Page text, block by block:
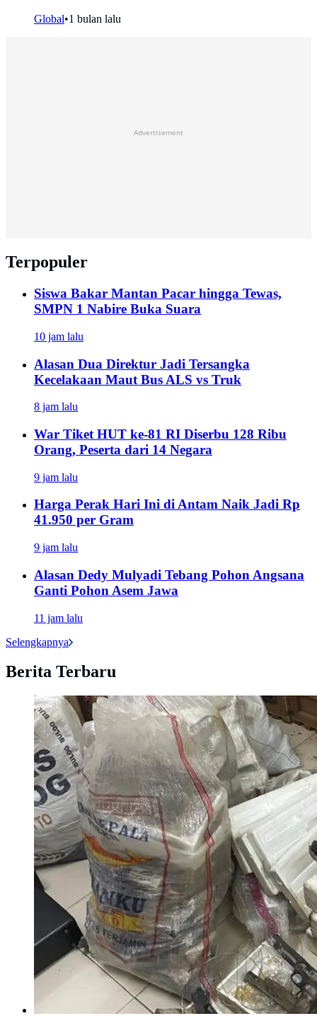
Global•1 bulan lalu
Advertisement
Terpopuler
Siswa Bakar Mantan Pacar hingga Tewas,
SMPN 1 Nabire Buka Suara
10 jam lalu
Alasan Dua Direktur Jadi Tersangka
Kecelakaan Maut Bus ALS vs Truk
8 jam lalu
War Tiket HUT ke-81 RI Diserbu 128 Ribu
Orang, Peserta dari 14 Negara
9 jam lalu
Harga Perak Hari Ini di Antam Naik Jadi Rp
41.950 per Gram
9 jam lalu
Alasan Dedy Mulyadi Tebang Pohon Angsana
Ganti Pohon Asem Jawa
11 jam lalu
Selengkapnya
Berita Terbaru